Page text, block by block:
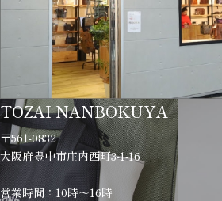
TOZAI NANBOKUYA
〒561-0832
大阪府豊中市庄内西町3-1-16
営業時間：10時～16時